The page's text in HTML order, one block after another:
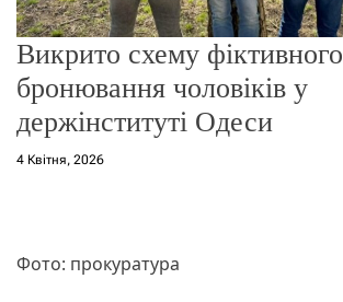
Викрито схему фіктивного
бронювання чоловіків у
держінституті Одеси
4 Квітня, 2026
Фото: прокуратура